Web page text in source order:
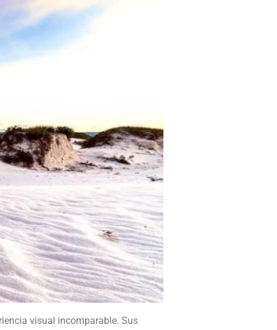
visual incomparable. Sus